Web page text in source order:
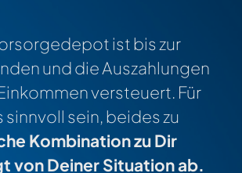
ist bis zur
und die Auszahlungen
versteuert. Für
sinnvoll sein, beides zu
Kombination zu Dir
von Deiner Situation ab.